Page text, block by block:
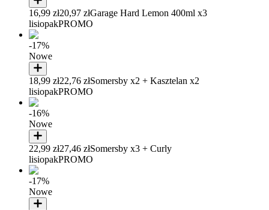
16,99 zł20,97 złGarage Hard Lemon 400ml x3
lisiopakPROMO
-17%
Nowe
18,99 zł22,76 złSomersby x2 + Kasztelan x2
lisiopakPROMO
-16%
Nowe
22,99 zł27,46 złSomersby x3 + Curly
lisiopakPROMO
-17%
Nowe